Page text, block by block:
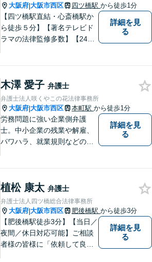
大阪府|大阪市西区 四ツ橋駅 から徒歩1分
【四ツ橋駅直結・心斎橋駅か
ら徒歩５分】【著名テレビド
ラマの法律監修多数】【24時
強く意識しております！
詳細を見
る
木澤 愛子 弁護士
弁護士法人咲くやこの花法律事務所
大阪府|大阪市西区 本町駅 から徒歩1分
労務問題に強い企業側弁護
士。中小企業の残業や解雇、
パワハラ、就業規則などの問
詳細を見
る
植松 康太 弁護士
弁護士法人四ツ橋総合法律事務所
大阪府|大阪市西区 肥後橋駅 から徒歩3分
【肥後橋駅徒歩3分】【当日／
夜間／休日対応可能】ご相談
者様の皆様に「依頼して良か
詳細を見
る